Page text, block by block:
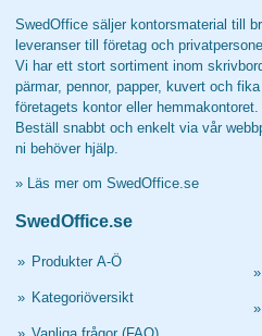
SwedOffice säljer kontorsmaterial till
leveranser till företag och
Vi har ett stort sortiment inom
pärmar, pennor, papper, kuvert och
företagets kontor eller hemmakontoret.
Beställ snabbt och enkelt via vår
ni behöver hjälp.
» Läs mer om SwedOffice.se
SwedOffice.se
» Produkter A-Ö
» Kategoriöversikt
»
»